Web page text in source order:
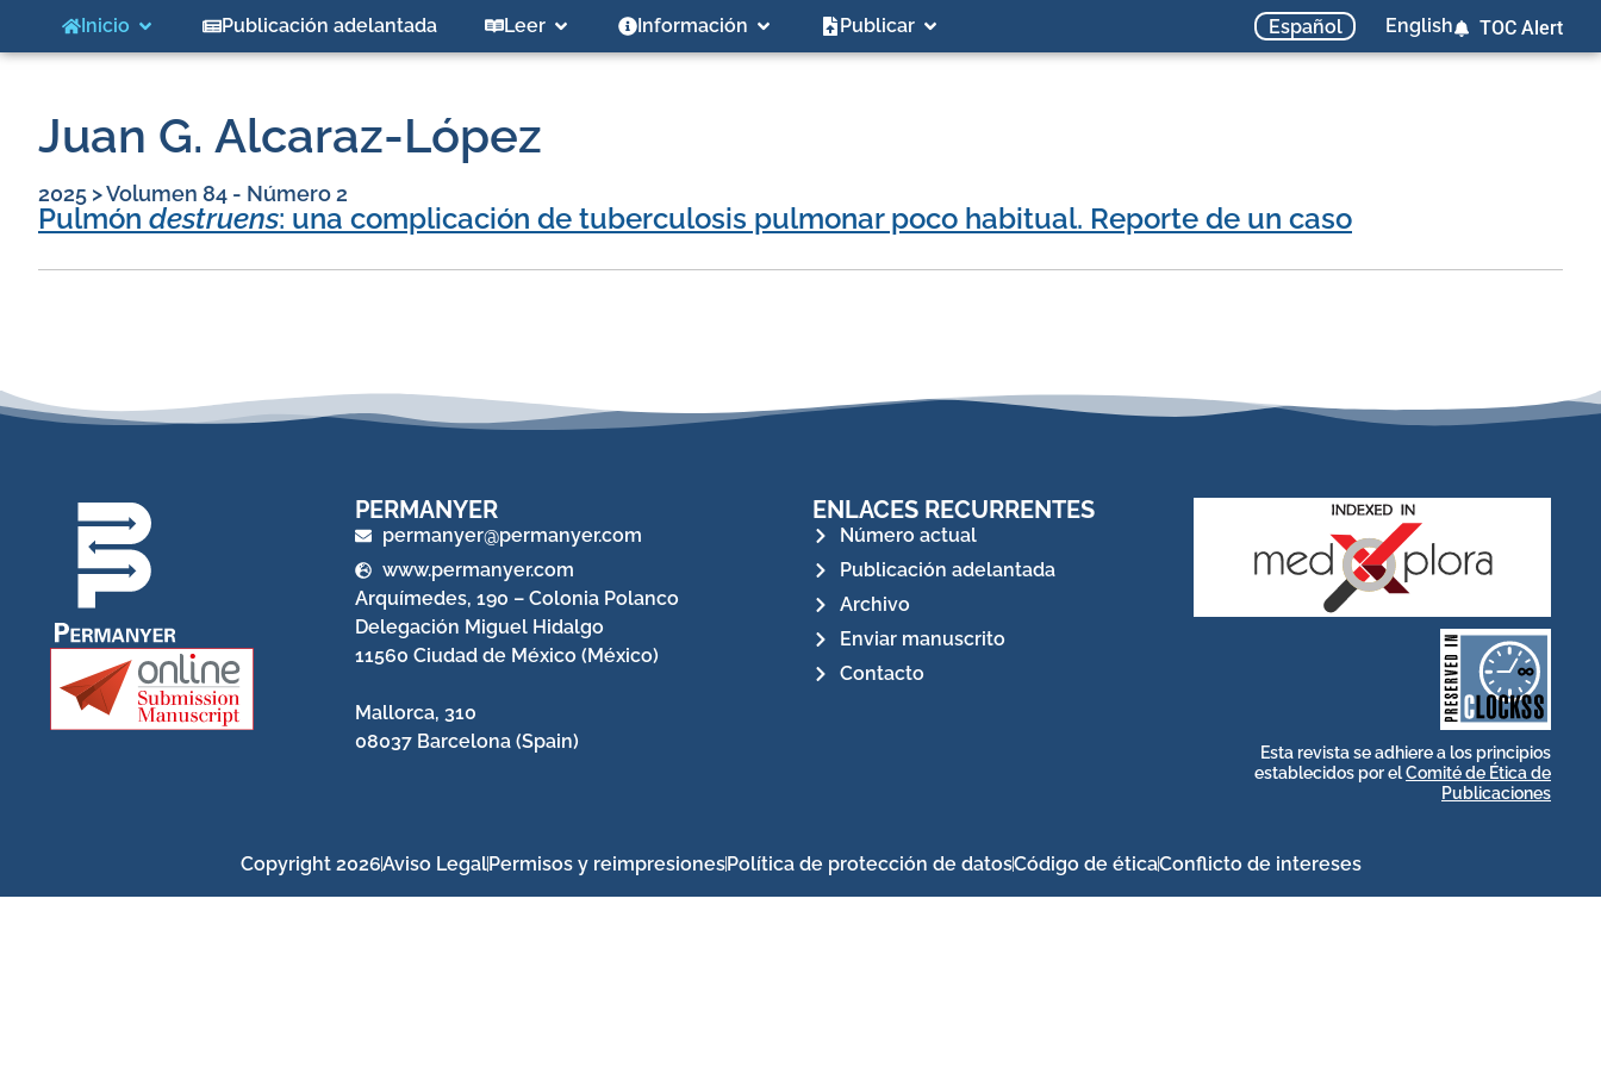
Inicio Publicación adelantada Leer Información Publicar Español English TOC Alert
Juan G. Alcaraz-López
2025 >Volumen 84 - Número 2
Pulmón destruens: una complicación de tuberculosis pulmonar poco habitual. Reporte de un caso
PERMANYER
permanyer@permanyer.com
www.permanyer.com
Arquímedes, 190 – Colonia Polanco
Delegación Miguel Hidalgo
11560 Ciudad de México (México)
Mallorca, 310
08037 Barcelona (Spain)
ENLACES RECURRENTES
Número actual
Publicación adelantada
Archivo
Enviar manuscrito
Contacto
CLOCKSS is a dak
archive that ensures the
long-term survival of
web-based scholary
publications, governed
by and for its
stakeholders.
Esta revista se adhiere a los principios
establecidos por elComité de Ética de
Publicaciones
Copyright 2026Aviso LegalPermisos y reimpresionesPolítica de protección de datosCódigo de éticaConflicto de intereses